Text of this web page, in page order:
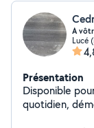
A
Lucé
Présentation
Disponible
quotidien,